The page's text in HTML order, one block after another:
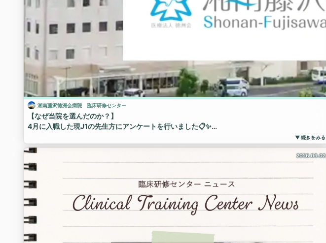
湘南藤沢徳洲会病院 臨床研修センター
【なぜ当院を選んだのか？】
4月に入職した現J1の先生方にアンケートを行いました📋✨
🚑 救急の充実
🚑 豊富な症例経験
「症例のシャワーを浴びるような環境で、どの診療科に進むにも必要なプライマリケアを身体で
身につけられると思った」
「救急・総合診療部門の研修が充実していて、どんな状況でも冷静に判断し行動できる力を養え
ると考えた」
「10か所見学した中で、研修医が一番主体的に診療に関わっていた」
「裁量権が大きく、救急をたくさん経験できる」
そんな声が多く聞かれました😊
▼ 続きをみる
2026.06.02